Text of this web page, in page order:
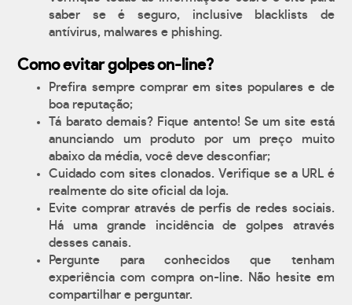
saber se é seguro, inclusive blacklists de
antívirus, malwares e phishing.
Como evitar golpes on-line?
Prefira sempre comprar em sites populares e de
boa reputação;
Tá barato demais? Fique antento! Se um site está
anunciando um produto por um preço muito
abaixo da média, você deve desconfiar;
Cuidado com sites clonados. Verifique se a URL é
realmente do site oficial da loja.
Evite comprar através de perfis de redes sociais.
Há uma grande incidência de golpes através
desses canais.
Pergunte para conhecidos que tenham
experiência com compra on-line. Não hesite em
compartilhar e perguntar.